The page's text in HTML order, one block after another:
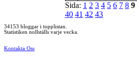
Sida: 1 2 3 4 5 6 7 8 9
40 41 42 43
34153 bloggar i topplistan.
Statistiken nollställs varje vecka.
Kontakta Oss